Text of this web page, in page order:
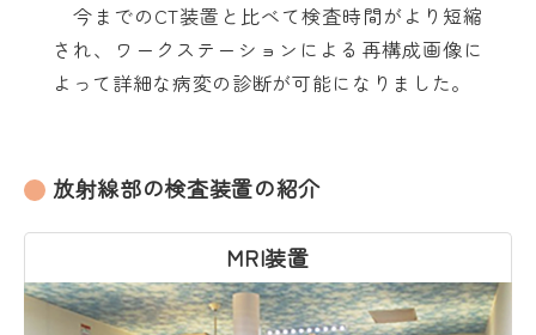
今までのCT装置と比べて検査時間がより短縮
され、ワークステーションによる再構成画像に
よって詳細な病変の診断が可能になりました。
放射線部の検査装置の紹介
MRI装置